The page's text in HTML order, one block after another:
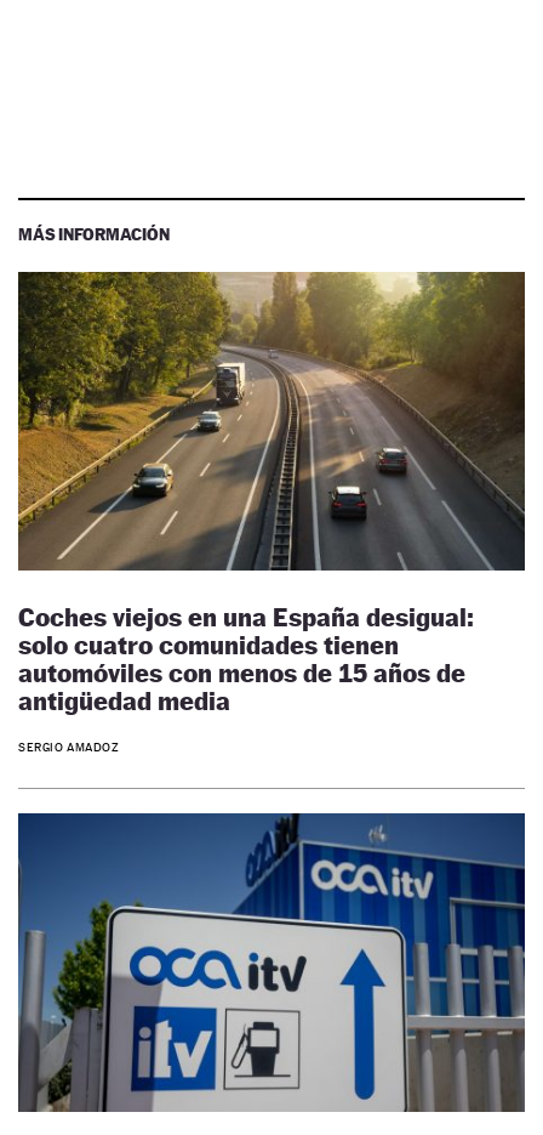
MÁS INFORMACIÓN
Coches viejos en una España desigual:
solo cuatro comunidades tienen
automóviles con menos de 15 años de
antigüedad media
SERGIO AMADOZ